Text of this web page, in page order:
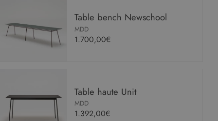
Table bench Newschool
MDD
1.700,00€
Table haute Unit
MDD
1.392,00€